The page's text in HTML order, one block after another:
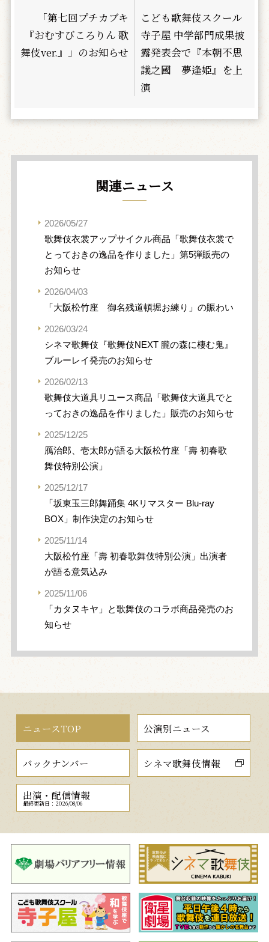
「第七回プチカブキ
『おむすびころりん 歌
舞伎ver.』」のお知らせ
こども歌舞伎スクール
寺子屋 中学部門成果披
露発表会で『本朝不思
議之國 夢逢姫』を上
演
関連ニュース
2026/05/27
歌舞伎衣裳アップサイクル商品「歌舞伎衣裳で
とっておきの逸品を作りました」第5弾販売の
お知らせ
2026/04/03
「大阪松竹座 御名残道頓堀お練り」の賑わい
2026/03/24
シネマ歌舞伎『歌舞伎NEXT 朧の森に棲む鬼』
ブルーレイ発売のお知らせ
2026/02/13
歌舞伎大道具リユース商品「歌舞伎大道具でと
っておきの逸品を作りました」販売のお知らせ
2025/12/25
鴈治郎、壱太郎が語る大阪松竹座「壽 初春歌
舞伎特別公演」
2025/12/17
「坂東玉三郎舞踊集 4Kリマスター Blu-ray
BOX」制作決定のお知らせ
2025/11/14
大阪松竹座「壽 初春歌舞伎特別公演」出演者
が語る意気込み
2025/11/06
「カタヌキヤ」と歌舞伎のコラボ商品発売のお
知らせ
ニュースTOP 公演別ニュース
バックナンバー シネマ歌舞伎情報
出演・配信情報
最終更新日：2026/08/06